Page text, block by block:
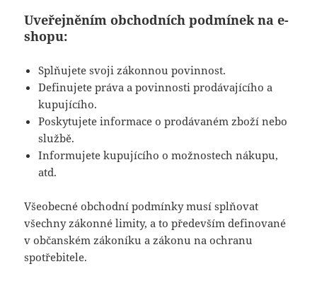
Uveřejněním obchodních podmínek na e-
shopu:
Splňujete svoji zákonnou povinnost.
Definujete práva a povinnosti prodávajícího a
kupujícího.
Poskytujete informace o prodávaném zboží nebo
službě.
Informujete kupujícího o možnostech nákupu,
atd.
Všeobecné obchodní podmínky musí splňovat
všechny zákonné limity, a to především definované
v občanském zákoníku a zákonu na ochranu
spotřebitele.